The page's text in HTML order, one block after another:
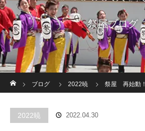
祭屋ブログ
ブログ
2022暁 祭屋 再始動！
2022暁 2022.04.30